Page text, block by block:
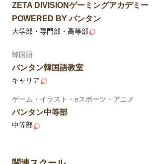
ZETA DIVISIONゲーミングアカデミー
POWERED BY バンタン
大学部・専門部・高等部
韓国語
バンタン韓国語教室
キャリア
ゲーム・イラスト・eスポーツ・アニメ
バンタン中等部
中等部